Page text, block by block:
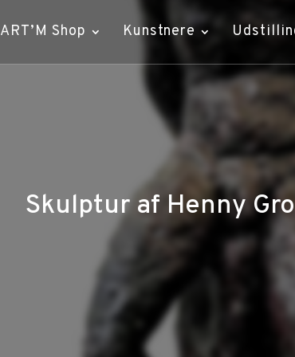
ART’M Shop Kunstnere
Skulptur af Henny